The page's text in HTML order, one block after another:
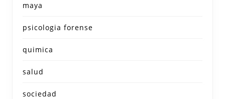
maya
psicologia forense
quimica
salud
sociedad